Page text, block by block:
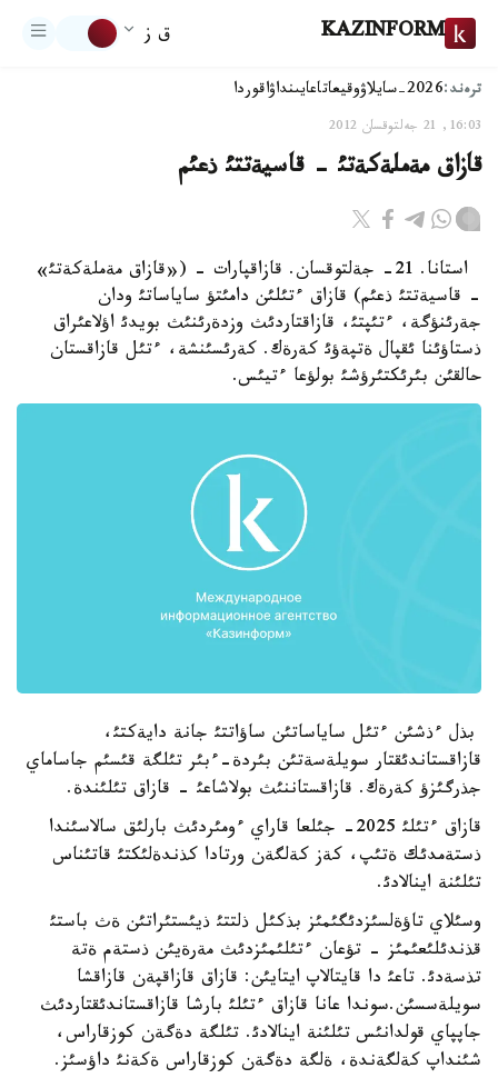
KAZINFORM ق ز
ترەند:2026-سايلاۋ وقيعاتاعايىنداۋاقوردا
16:03, 21 جەلتوقسان 2012
قازاق مةملةكةتئ - قاسيةتتئ ذعئم
استانا. 21- جةلتوقسان. قازاقپارات - («قازاق مةملةكةتئ»
- قاسيةتتئ ذعئم) قازاق ءتئلئن دامئتؤ ساياساتئ ودان
جةرئنؤگة، ءتئپتئ، قازاقتاردئث وزدةرئنئث بويدئ اؤلاعئراق
ذستاؤئنا ئقپال ةتپةؤئ كةرةك. كةرئسئنشة، ءتئل قازاقستان
حالقئن بئرئكتئرؤشئ بولؤعا ءتيئس.
بذل ءذشئن ءتئل ساياساتئن ساؤاتتئ جانة دايةكتئ،
قازاقستاندئقتار سويلةسةتئن بئردة-ءبئر تئلگة قئسئم جاساماي
جذرگئزؤ كةرةك. قازاقستاننئث بولاشاعئ - قازاق تئلئندة.
قازاق ءتئلئ 2025- جئلعا قاراي ءومئردئث بارلئق سالاسئندا
ذستةمدئك ةتئپ، كةز كةلگةن ورتادا كذندةلئكتئ قاتئناس
تئلئنة اينالادئ.
وسئلاي تاؤةلسئزدئگئمئز بذكئل ذلتتئ ذيئستئراتئن ةث باستئ
قذندئلئعئمئز - تؤعان ءتئلئمئزدئث مةرةيئن ذستةم ةتة
تذسةدئ. تاعئ دا قايتالاپ ايتايئن: قازاق قازاقپةن قازاقشا
سويلةسسئن.سوندا عانا قازاق ءتئلئ بارشا قازاقستاندئقتاردئث
جاپپاي قولدانئس تئلئنة اينالادئ. تئلگة دةگةن كوزقاراس،
شئنداپ كةلگةندة، ةلگة دةگةن كوزقاراس ةكةنئ داؤسئز.